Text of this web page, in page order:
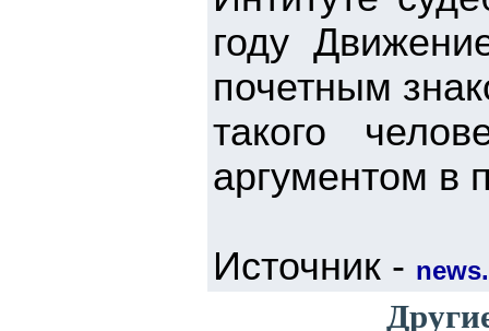
году
почетным
такого
аргументом в
Источник -